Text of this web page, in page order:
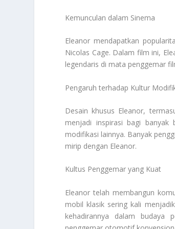
Kemunculan dalam Sinema
Eleanor mendapatkan
Nicolas Cage. Dalam film ini,
legendaris di mata penggemar
Pengaruh terhadap Kultur
Desain khusus Eleanor,
menjadi inspirasi bagi
modifikasi lainnya. Banyak
mirip dengan Eleanor.
Kultus Penggemar yang Kuat
Eleanor telah membangun
mobil klasik sering kali
kehadirannya dalam budaya